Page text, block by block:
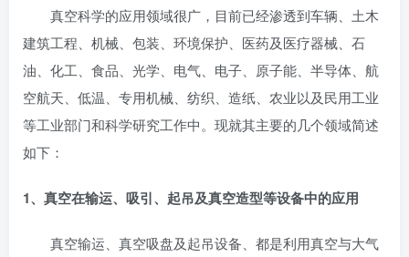
真空科学的应用领域很广，目前已经渗透到车辆、土木
建筑工程、机械、包装、环境保护、医药及医疗器械、石
油、化工、食品、光学、电气、电子、原子能、半导体、航
空航天、低温、专用机械、纺织、造纸、农业以及民用工业
等工业部门和科学研究工作中。现就其主要的几个领域简述
如下：
1、真空在输运、吸引、起吊及真空造型等设备中的应用
真空输运、真空吸盘及起吊设备、都是利用真空与大气